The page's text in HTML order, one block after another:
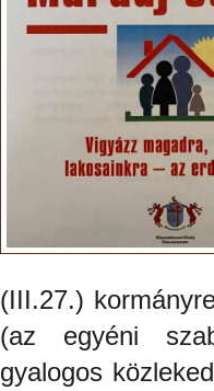
(III.27.)
(az egyéni
gyalogos